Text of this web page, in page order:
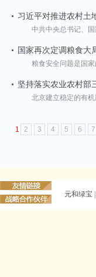
习近平对推进农村土
中共中央总书记、国
国家再次定调粮食
粮食安全问题是国家
坚持落实农业农村部
北京建立稳定的有机
1
2 3 4 5 6 7
元和绿宝